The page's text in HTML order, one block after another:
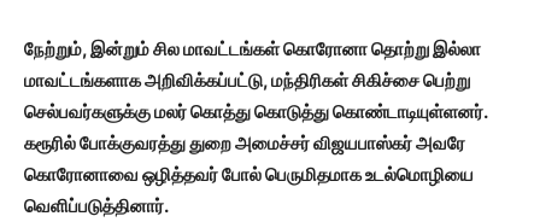
நேற்றும், இன்றும் சில மாவட்டங்கள் கொரோனா தொற்று இல்லா
மாவட்டங்களாக அறிவிக்கப்பட்டு, மந்திரிகள் சிகிச்சை பெற்று
செல்பவர்களுக்கு மலர் கொத்து கொடுத்து கொண்டாடியுள்ளனர்.
கரூரில் போக்குவரத்து துறை அமைச்சர் விஜயபாஸ்கர் அவரே
கொரோனாவை ஒழித்தவர் போல் பெருமிதமாக உடல்மொழியை
வெளிப்படுத்தினார்.